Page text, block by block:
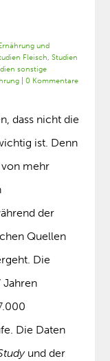
und
Fleisch,Studien
sonstige
|0 Kommentare
dass nicht die
ist. Denn
von mehr
der
Quellen
Die
Jahren
Die Daten
und der